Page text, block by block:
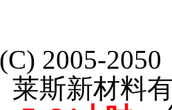
2005-
莱斯新材料